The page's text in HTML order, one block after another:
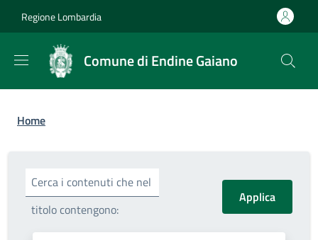
Regione Lombardia
Comune di Endine Gaiano
Briciole di pane
Home
Cerca i contenuti che nel
titolo contengono: